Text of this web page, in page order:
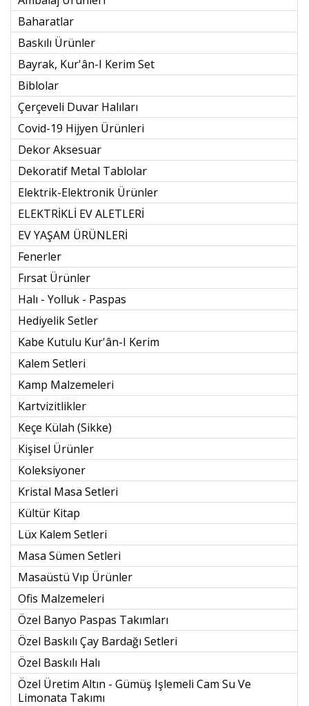
Baharatlar
Baskılı Ürünler
Bayrak, Kur'ân-I Kerim Set
Biblolar
Çerçeveli Duvar Halıları
Covid-19 Hijyen Ürünleri
Dekor Aksesuar
Dekoratif Metal Tablolar
Elektrik-Elektronik Ürünler
ELEKTRİKLİ EV ALETLERİ
EV YAŞAM ÜRÜNLERİ
Fenerler
Fırsat Ürünler
Halı - Yolluk - Paspas
Hediyelik Setler
Kabe Kutulu Kur'ân-I Kerim
Kalem Setleri
Kamp Malzemeleri
Kartvizitlikler
Keçe Külah (sikke)
Kişisel Ürünler
Koleksiyoner
Kristal Masa Setleri
Kültür Kitap
Lüx Kalem Setleri
Masa Sümen Setleri
Masaüstü Vıp Ürünler
Ofis Malzemeleri
Özel Banyo Paspas Takımları
Özel Baskılı Çay Bardağı Setleri
Özel Baskılı Halı
Özel Üretim Altın - Gümüş Işlemeli Cam Su Ve
Limonata Takımı